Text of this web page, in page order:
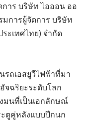
การ บริษัท ไอออน ออ
มการผู้จัดการ บริษัท
ะเทศไทย) จำกัด
รถเอสยูวีไฟฟ้าที่มา
จฉริยะระดับโลก
มนที่เป็นเอกลักษณ์
ะตูคู่หลังแบบปีกนก